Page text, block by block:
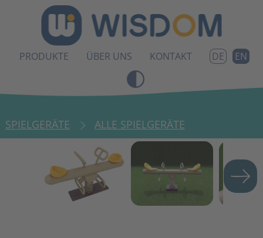
PRODUKTE ÜBER UNS KONTAKT DE EN
SPIELGERÄTE ALLE SPIELGERÄTE